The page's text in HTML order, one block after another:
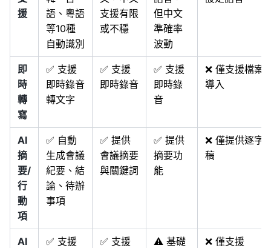
援
語、粵語
等10種
自動識別
支援有限
或不穩
但中文
準確率
波動
即
時
轉
寫
✅ 支援
即時錄音
轉文字
✅ 支援
即時錄音
✅ 支援
即時錄
音
❌ 僅支援檔案
導入
AI
摘
要/
行
動
項
✅ 自動
生成會議
紀要、結
論、待辦
事項
✅ 提供
會議摘要
與關鍵詞
✅ 提供
摘要功
能
❌ 僅提供逐字
稿
AI
✅ 支援
✅ 支援
⚠️ 基礎
❌ 僅支援